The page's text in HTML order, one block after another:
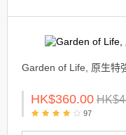
Garden of Life, 原生特
HK$360.00
97